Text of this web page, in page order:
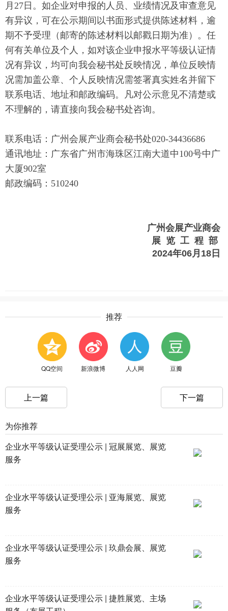
月27日。如企业对申报的人员、业绩情况及审查意见
有异议，可在公示期间以书面形式提供陈述材料，逾
期不予受理（邮寄的陈述材料以邮戳日期为准）。任
何有关单位及个人，如对该企业申报水平等级认证情
况有异议，均可向我会秘书处反映情况，单位反映情
况需加盖公章、个人反映情况需签署真实姓名并留下
联系电话、地址和邮政编码。凡对公示意见不清楚或
不理解的，请直接向我会秘书处咨询。
联系电话：广州会展产业商会秘书处020-34436686
通讯地址：广东省广州市海珠区江南大道中100号中广
大厦902室
邮政编码：510240
广州会展产业商会
展 览 工 程 部
2024年06月18日
推荐
QQ空间 新浪微博 人人网 豆瓣
上一篇 下一篇
为你推荐
企业水平等级认证受理公示 | 冠展展览、展览
服务
企业水平等级认证受理公示 | 亚海展览、展览
服务
企业水平等级认证受理公示 | 玖鼎会展、展览
服务
企业水平等级认证受理公示 | 捷胜展览、主场